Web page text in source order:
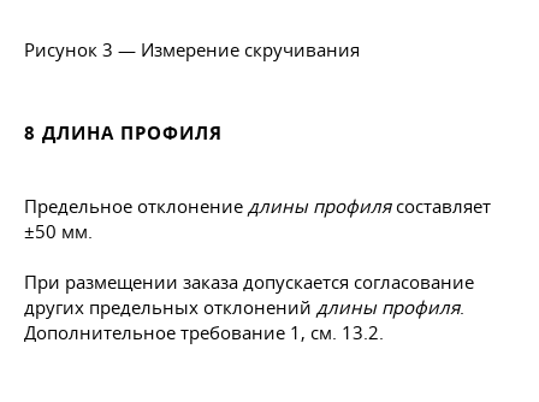
Рисунок 3 — Измерение скручивания
8 ДЛИНА ПРОФИЛЯ
Предельное отклонение длины профилясоставляет
±50 мм.
При размещении заказа допускается согласование
других предельных отклонений длины профиля.
Дополнительное требование 1, см. 13.2.